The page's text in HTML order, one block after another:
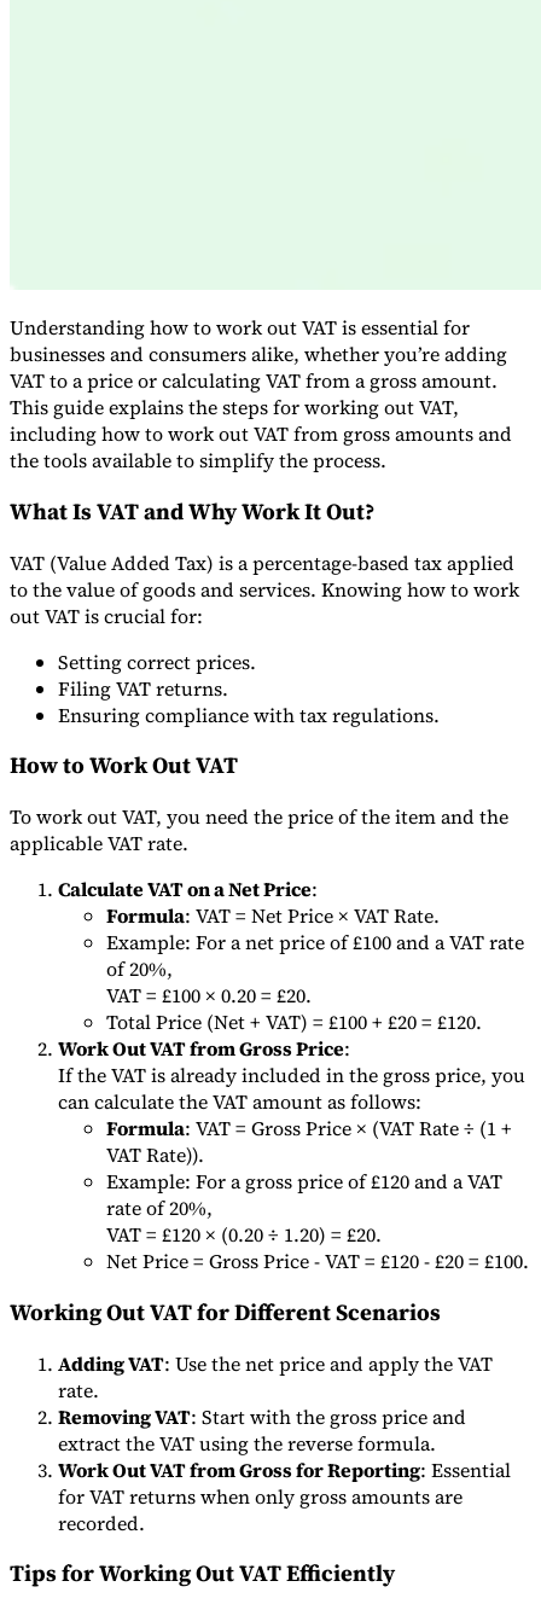
VAT-RechnerGST-RechnerVerkaufssteuer-Rechner
NummernprüferTracker für E-Rechnungs-Mandate
Experts
Unsere AutorenBeitragender werdenWählen Sie einen Experten
Understanding how to work out VAT is essential for
businesses and consumers alike, whether you’re adding
VAT to a price or calculating VAT from a gross amount.
This guide explains the steps for working out VAT,
including how to work out VAT from gross amounts and
the tools available to simplify the process.
What Is VAT and Why Work It Out?
VAT (Value Added Tax) is a percentage-based tax applied
to the value of goods and services. Knowing how to work
out VAT is crucial for:
Setting correct prices.
Filing VAT returns.
Ensuring compliance with tax regulations.
How to Work Out VAT
To work out VAT, you need the price of the item and the
applicable VAT rate.
Calculate VAT on a Net Price:
Formula: VAT = Net Price × VAT Rate.
Example: For a net price of £100 and a VAT rate
of 20%,
VAT = £100 × 0.20 = £20.
Total Price (Net + VAT) = £100 + £20 = £120.
Work Out VAT from Gross Price:
If the VAT is already included in the gross price, you
can calculate the VAT amount as follows:
Formula: VAT = Gross Price × (VAT Rate ÷ (1 +
VAT Rate)).
Example: For a gross price of £120 and a VAT
rate of 20%,
VAT = £120 × (0.20 ÷ 1.20) = £20.
Net Price = Gross Price - VAT = £120 - £20 = £100.
Working Out VAT for Different Scenarios
Adding VAT: Use the net price and apply the VAT
rate.
Removing VAT: Start with the gross price and
extract the VAT using the reverse formula.
Work Out VAT from Gross for Reporting: Essential
for VAT returns when only gross amounts are
recorded.
Tips for Working Out VAT Efficiently